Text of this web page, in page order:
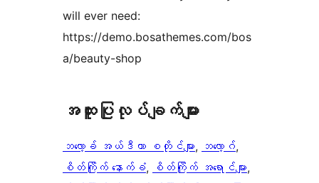
will ever need:
https://demo.bosathemes.com/bos
a/beauty-shop
အ​ထူး​ပြု​လုပ်​ချက်​များ
ဘလော့ခ် အယ်ဒီတာ စတိုင်များ, ဘလော့ဂ်
စိတ်ကြိုက် နောက်ခံ, စိတ်ကြိုက် အရောင်များ